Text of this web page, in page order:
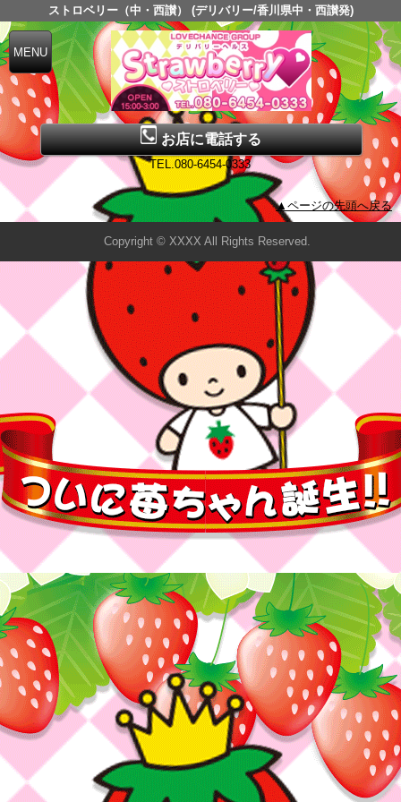
ストロベリー（中・西讃） (デリバリー/香川県中・西讃発)
お店に電話する
TEL.080-6454-0333
▲ページの先頭へ戻る
Copyright © XXXX All Rights Reserved.